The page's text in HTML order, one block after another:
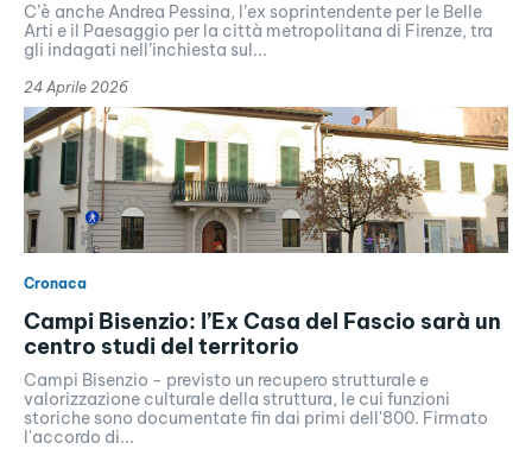
C’è anche Andrea Pessina, l’ex soprintendente per le Belle
Arti e il Paesaggio per la città metropolitana di Firenze, tra
gli indagati nell’inchiesta sul...
24 Aprile 2026
Cronaca
Campi Bisenzio: l’Ex Casa del Fascio sarà un
centro studi del territorio
Campi Bisenzio - previsto un recupero strutturale e
valorizzazione culturale della struttura, le cui funzioni
storiche sono documentate fin dai primi dell'800. Firmato
l'accordo di...